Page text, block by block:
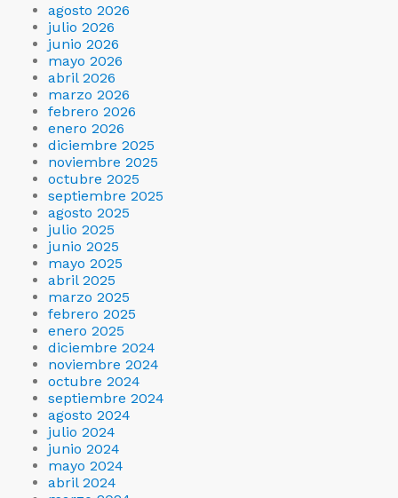
agosto 2026
julio 2026
junio 2026
mayo 2026
abril 2026
marzo 2026
febrero 2026
enero 2026
diciembre 2025
noviembre 2025
octubre 2025
septiembre 2025
agosto 2025
julio 2025
junio 2025
mayo 2025
abril 2025
marzo 2025
febrero 2025
enero 2025
diciembre 2024
noviembre 2024
octubre 2024
septiembre 2024
agosto 2024
julio 2024
junio 2024
mayo 2024
abril 2024